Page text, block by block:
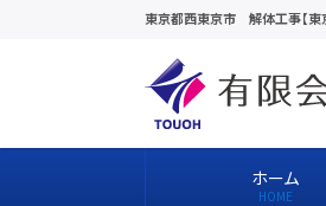
東京都西東京市 解体工事【東
ホーム